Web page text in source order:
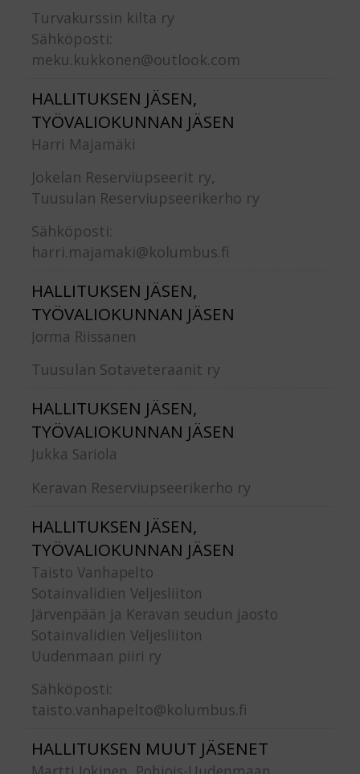
Turvakurssin kilta ry
Sähköposti:
meku.kukkonen@outlook.com
HALLITUKSEN JÄSEN,
TYÖVALIOKUNNAN JÄSEN
Harri Majamäki
Jokelan Reserviupseerit ry,
Tuusulan Reserviupseerikerho ry
Sähköposti:
harri.majamaki@kolumbus.fi
HALLITUKSEN JÄSEN,
TYÖVALIOKUNNAN JÄSEN
Jorma Riissanen
Tuusulan Sotaveteraanit ry
HALLITUKSEN JÄSEN,
TYÖVALIOKUNNAN JÄSEN
Jukka Sariola
Keravan Reserviupseerikerho ry
HALLITUKSEN JÄSEN,
TYÖVALIOKUNNAN JÄSEN
Taisto Vanhapelto
Sotainvalidien Veljesliiton
Järvenpään ja Keravan seudun jaosto
Sotainvalidien Veljesliiton
Uudenmaan piiri ry
Sähköposti:
taisto.vanhapelto@kolumbus.fi
HALLITUKSEN MUUT JÄSENET